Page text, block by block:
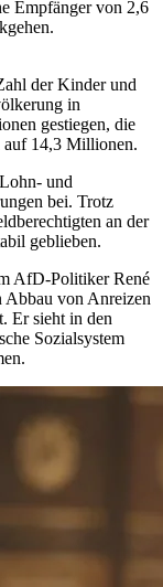
Empfänger von 2,6
der Kinder und
in
gestiegen, die
auf 14,3 Millionen.
und
bei. Trotz
an der
geblieben.
AfD-Politiker René
Abbau von Anreizen
Er sieht in den
Sozialsystem